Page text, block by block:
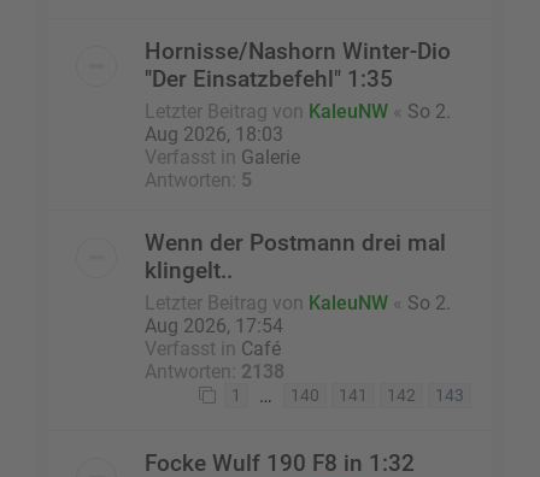
Hornisse/Nashorn Winter-Dio
"Der Einsatzbefehl" 1:35
Letzter Beitrag von KaleuNW « So 2.
Aug 2026, 18:03
Verfasst in Galerie
Antworten: 5
Wenn der Postmann drei mal
klingelt..
Letzter Beitrag von KaleuNW « So 2.
Aug 2026, 17:54
Verfasst in Café
Antworten: 2138
1 … 140 141 142 143
Focke Wulf 190 F8 in 1:32